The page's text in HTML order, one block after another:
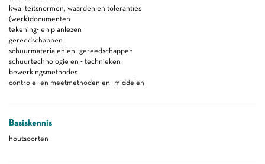
kwaliteitsnormen, waarden en toleranties
(werk)documenten
tekening- en planlezen
gereedschappen
schuurmaterialen en -gereedschappen
schuurtechnologie en - technieken
bewerkingsmethodes
controle- en meetmethoden en -middelen
Basiskennis
houtsoorten